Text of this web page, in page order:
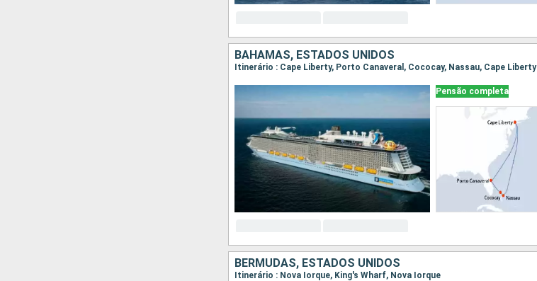
BAHAMAS, ESTADOS UNIDOS
Itinerário : Cape Liberty, Porto Canaveral, Cococay, Nassau, Cape Liberty
Pensão completa
BERMUDAS, ESTADOS UNIDOS
Itinerário : Nova Iorque, King's Wharf, Nova Iorque